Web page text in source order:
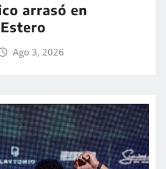
arrasó en
Ago 3, 2026